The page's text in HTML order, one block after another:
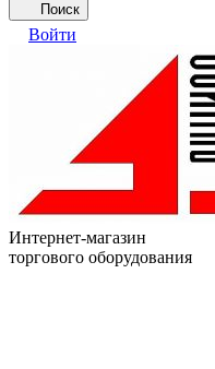
Поиск
Войти
Интернет-магазин
торгового оборудования